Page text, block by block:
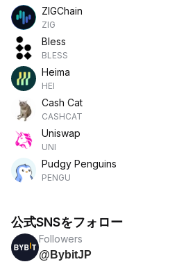
ZIGChain
ZIG
Bless
BLESS
Heima
HEI
Cash Cat
CASHCAT
Uniswap
UNI
Pudgy Penguins
PENGU
公式SNSをフォロー
Followers
@BybitJP